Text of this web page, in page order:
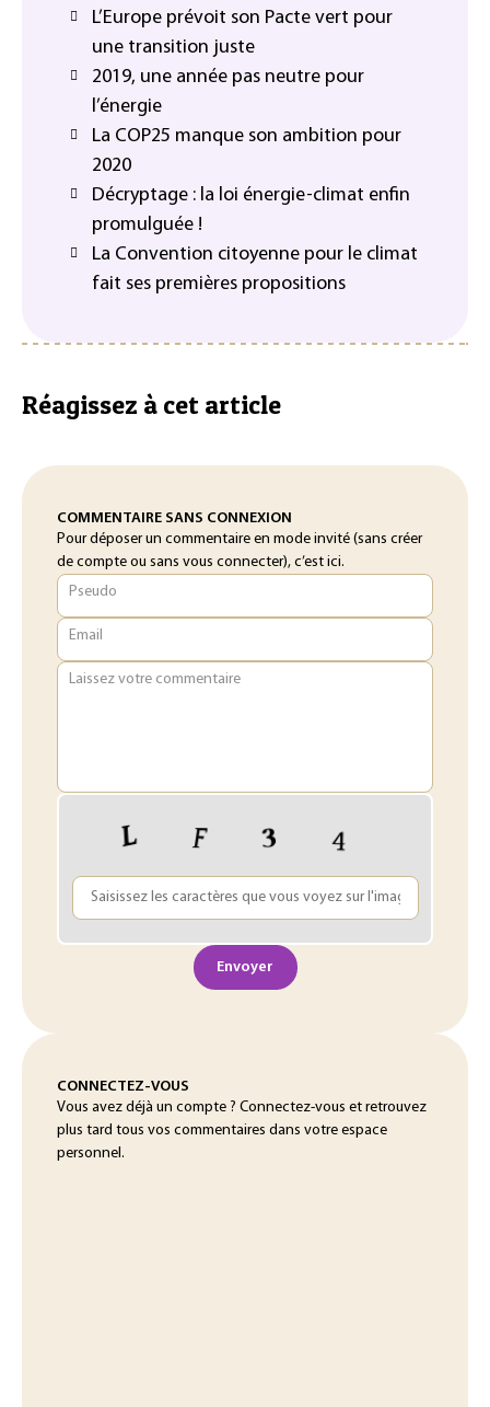
L’Europe prévoit son Pacte vert pour
une transition juste
2019, une année pas neutre pour
l’énergie
La COP25 manque son ambition pour
2020
Décryptage : la loi énergie-climat enfin
promulguée !
La Convention citoyenne pour le climat
fait ses premières propositions
Réagissez à cet article
COMMENTAIRE SANS CONNEXION
Pour déposer un commentaire en mode invité (sans créer
de compte ou sans vous connecter), c’est ici.
Pseudo
Email
Laissez votre commentaire
Envoyer
CONNECTEZ-VOUS
Vous avez déjà un compte ? Connectez-vous et retrouvez
plus tard tous vos commentaires dans votre espace
personnel.